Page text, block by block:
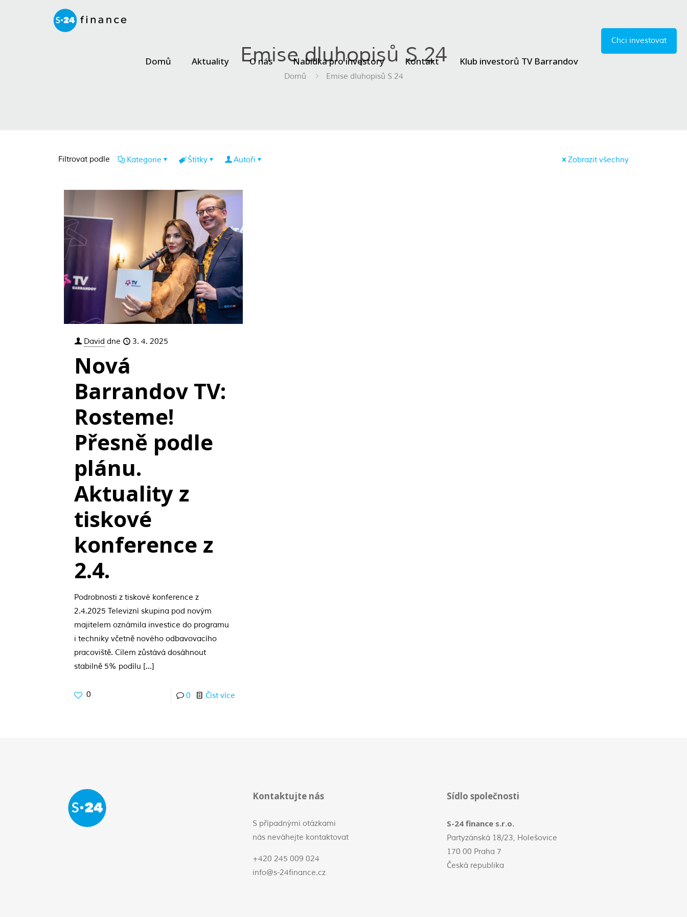
Domů Aktuality O nás Nabídka pro investory Kontakt Klub investorů TV Barrandov
Chci investovat
Emise dluhopisů S 24
Domů Emise dluhopisů S 24
Filtrovat podle Kategorie Štítky Autoři Zobrazit všechny
David dne 3. 4. 2025
Nová
Barrandov TV:
Rosteme!
Přesně podle
plánu.
Aktuality z
tiskové
konference z
2.4.
Podrobnosti z tiskové konference z
2.4.2025 Televizní skupina pod novým
majitelem oznámila investice do programu
i techniky včetně nového odbavovacího
pracoviště. Cílem zůstává dosáhnout
stabilně 5% podílu […]
0 0 Číst více
Kontaktujte nás
S případnými otázkami
nás neváhejte kontaktovat
+420 245 009 024
info@s-24finance.cz
Sídlo společnosti
S-24 finance s.r.o.
Partyzánská 18/23, Holešovice
170 00 Praha 7
Česká republika